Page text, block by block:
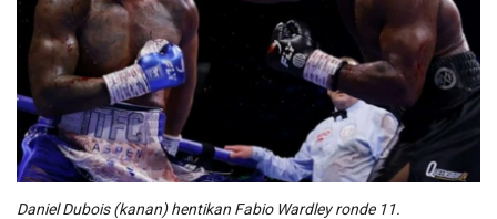
Daniel Dubois (kanan) hentikan Fabio Wardley ronde 11.